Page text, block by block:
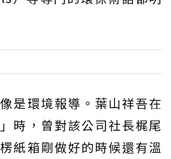
是環境報導。葉山祥吾在
時，曾對該公司社長梶尾
紙箱剛做好的時候還有溫